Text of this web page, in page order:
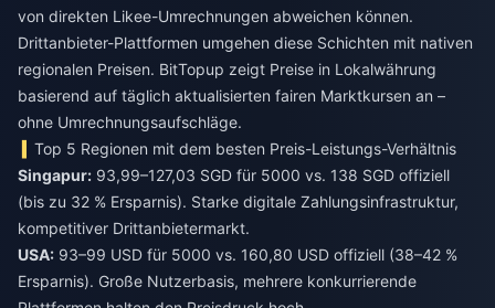
von direkten Likee-Umrechnungen abweichen können.
Drittanbieter-Plattformen umgehen diese Schichten mit nativen
regionalen Preisen. BitTopup zeigt Preise in Lokalwährung
basierend auf täglich aktualisierten fairen Marktkursen an –
ohne Umrechnungsaufschläge.
Top 5 Regionen mit dem besten Preis-Leistungs-Verhältnis
Singapur: 93,99–127,03 SGD für 5000 vs. 138 SGD offiziell
(bis zu 32 % Ersparnis). Starke digitale Zahlungsinfrastruktur,
kompetitiver Drittanbietermarkt.
USA: 93–99 USD für 5000 vs. 160,80 USD offiziell (38–42 %
Ersparnis). Große Nutzerbasis, mehrere konkurrierende